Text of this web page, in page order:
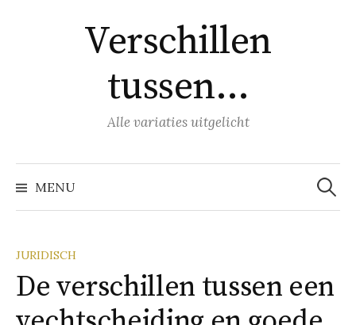
Verschillen
tussen…
Alle variaties uitgelicht
MENU
Zoeken
naar:
JURIDISCH
De verschillen tussen een